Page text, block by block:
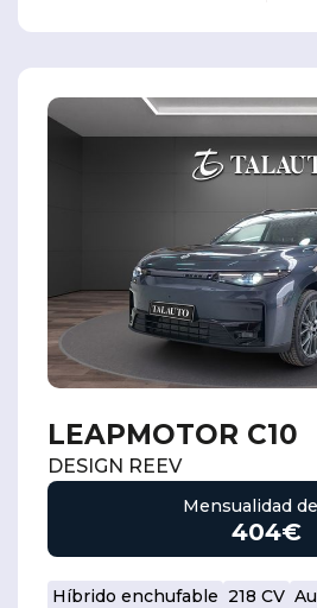
LEAPMOTOR C10
DESIGN REEV
Mensualidad
404€
Híbrido enchufable 218 CV